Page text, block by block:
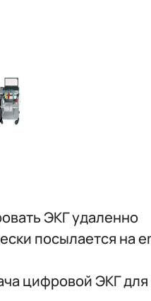
ЭКГ удаленно
посылается на
цифровой ЭКГ для